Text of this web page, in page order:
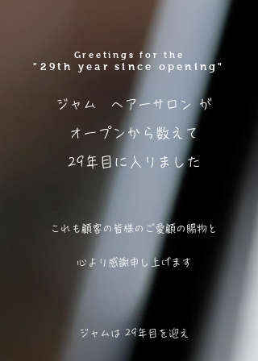
Greetings for the
"29th year since opening"
ジャム ヘアーサロンが
オープンから数えて
29年目に入りました
これも​顧客の 皆様のご愛顧の賜物と
心より感謝申し上げます
ジャムは 29年目を迎え